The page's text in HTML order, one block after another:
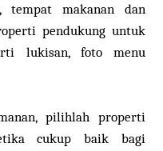
tempat makanan dan
pendukung untuk
lukisan, foto menu
pilihlah properti
cukup baik bagi